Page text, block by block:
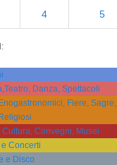
4 5
Danza, Spettacoli
Fiere, Sagre,
Cultura, Convegni, Musei
Concerti
e Disco